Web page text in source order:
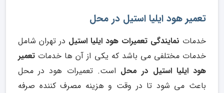
تعمیر هود ایلیا استیل در محل
خدمات نمایندگی تعمیرات هود ایلیا استیل در تهران شامل
خدمات مختلفی می باشد که یکی از آن ها خدمات تعمیر
هود ایلیا استیل در محل است. تعمیرات هود در محل
باعث می شود تا در وقت و هزینه مصرف کننده صرفه